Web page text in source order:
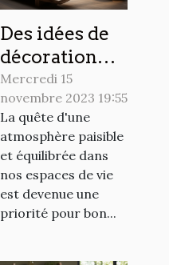
Des idées de
décoration
pour un
intérieur zen
Mercredi 15
novembre 2023 19:55
La quête d'une
atmosphère paisible
et équilibrée dans
nos espaces de vie
est devenue une
priorité pour bon...